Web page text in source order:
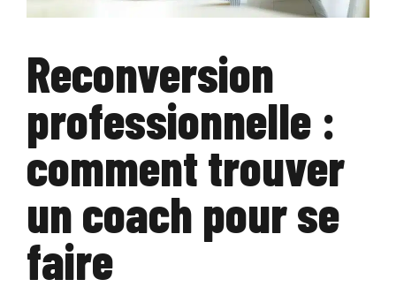
Reconversion
professionnelle :
comment trouver
un coach pour se
faire